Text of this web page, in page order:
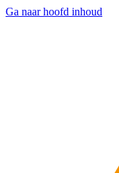
Ga naar hoofd inhoud